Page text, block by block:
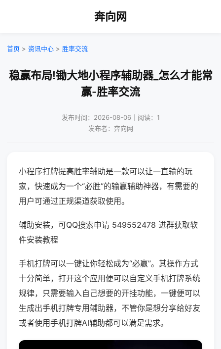
奔向网
首页 > 资讯中心 > 胜率交流
稳赢布局!锄大地小程序辅助器_怎么才能常
赢-胜率交流
发布时间：2026-08-06｜阅读：1
发布者：奔向网
小程序打牌提高胜率辅助是一款可以让一直输的玩
家，快速成为一个“必胜”的输赢辅助神器，有需要的
用户可通过正规渠道获取使用。
辅助安装，可QQ搜索申请 549552478 进群获取软
件安装教程
手机打牌可以一键让你轻松成为“必赢”。其操作方式
十分简单，打开这个应用便可以自定义手机打牌系统
规律，只需要输入自己想要的开挂功能，一键便可以
生成出手机打牌专用辅助器，不管你是想分享给好友
或者使用手机打牌AI辅助都可以满足需求。